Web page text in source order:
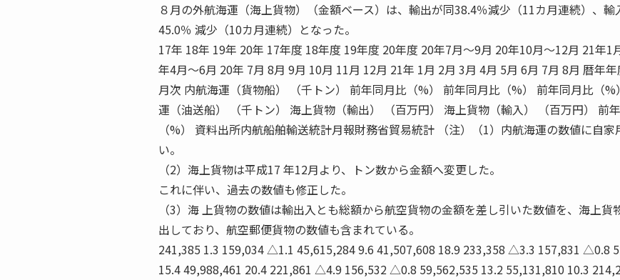
８月の外航海運（海上貨物）（金額ベース）は、輸出が同38.4％減少（11カ月連続）、輸
45.0％ 減少（10カ月連続）となった。
17年 18年 19年 20年 17年度 18年度 19年度 20年度 20年7月〜9月 20年10月〜12月 21年1
年4月〜6月 20年 7月 8月 9月 10月 11月 12月 21年 1月 2月 3月 4月 5月 6月 7月 8月 暦年
月次 内航海運（貨物船） （千トン） 前年同月比（%） 前年同月比（%） 前年同月比（%
運（油送船） （千トン） 海上貨物（輸出） （百万円） 海上貨物（輸入） （百万円） 前
（%） 資料出所内航船舶輸送統計月報財務省貿易統計 （注）（1）内航海運の数値に自家
い。
（2）海上貨物は平成17 年12月より、トン数から金額へ変更した。
これに伴い、過去の数値も修正した。
（3）海 上貨物の数値は輸出入とも総額から航空貨物の金額を差し引いた数値を、海上貨
出しており、航空郵便貨物の数値も含まれている。
241,385 1.3 159,034 △1.1 45,615,284 9.6 41,507,608 18.9 233,358 △3.3 157,831 △0.8
15.4 49,988,461 20.4 221,861 △4.9 156,532 △0.8 59,562,535 13.2 55,131,810 10.3